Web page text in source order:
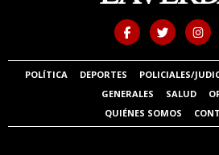
POLÍTICA DEPORTES POLICIALES/
GENERALES
SALUD
QUIÉNES SOMOS